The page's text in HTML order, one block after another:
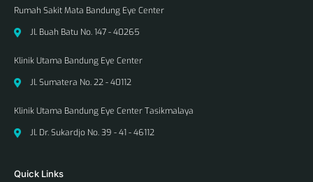
Rumah Sakit Mata Bandung Eye Center
Jl. Buah Batu No. 147 - 40265
Klinik Utama Bandung Eye Center
Jl. Sumatera No. 22 - 40112
Klinik Utama Bandung Eye Center Tasikmalaya
Jl. Dr. Sukardjo No. 39 - 41 - 46112
Quick Links